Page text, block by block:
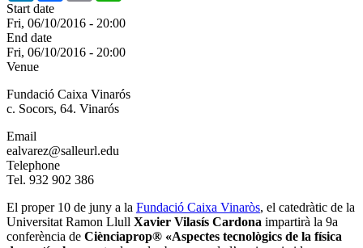
Start date
Fri, 06/10/2016 - 20:00
End date
Fri, 06/10/2016 - 20:00
Venue
Fundació Caixa Vinarós
c. Socors, 64. Vinarós
Email
ealvarez@salleurl.edu
Telephone
Tel. 932 902 386
El proper 10 de juny a la Fundació Caixa Vinaròs, el catedràtic de la
Universitat Ramon Llull Xavier Vilasís Cardona impartirà la 9a
conferència de Ciènciaprop® «Aspectes tecnològics de la física